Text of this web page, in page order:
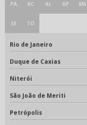
PA AC AL AP MA
SE TO
Rio de Janeiro
Duque de Caxias
Niterói
São João de Meriti
Petrópolis